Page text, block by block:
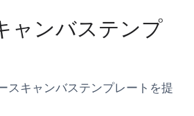
ャンバステンプ
スキャンバステンプレートを提